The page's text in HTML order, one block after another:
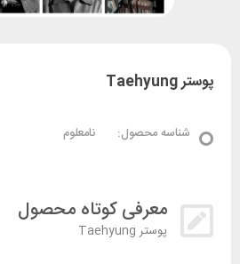
پوستر Taehyung
شناسه محصول: نامعلوم
معرفی کوتاه محصول
پوستر Taehyung